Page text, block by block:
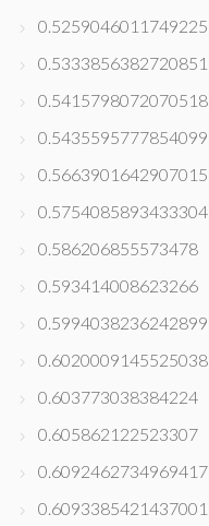
0.5259046011749225
0.5333856382720851
0.5415798072070518
0.5435595777854099
0.5663901642907015
0.5754085893433304
0.586206855573478
0.593414008623266
0.5994038236242899
0.6020009145525038
0.603773038384224
0.605862122523307
0.6092462734969417
0.6093385421437001